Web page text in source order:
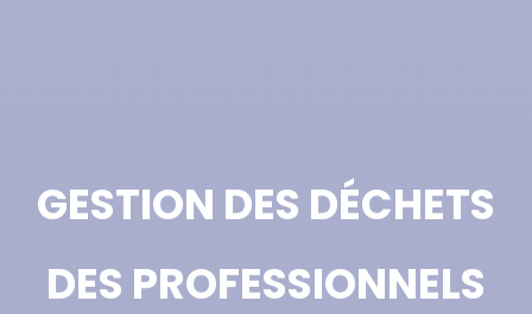
GESTION DES DÉCHETS
DES PROFESSIONNELS